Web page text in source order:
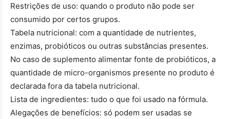
Restrições de uso: quando o produto não pode ser
consumido por certos grupos.
Tabela nutricional: com a quantidade de nutrientes,
enzimas, probióticos ou outras substâncias presentes.
No caso de suplemento alimentar fonte de probióticos, a
quantidade de micro-organismos presente no produto é
declarada fora da tabela nutricional.
Lista de ingredientes: tudo o que foi usado na fórmula.
Alegações de benefícios: só podem ser usadas se